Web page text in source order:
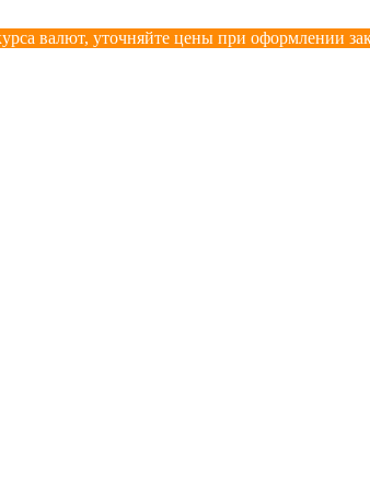
валют, уточняйте цены при оформлении